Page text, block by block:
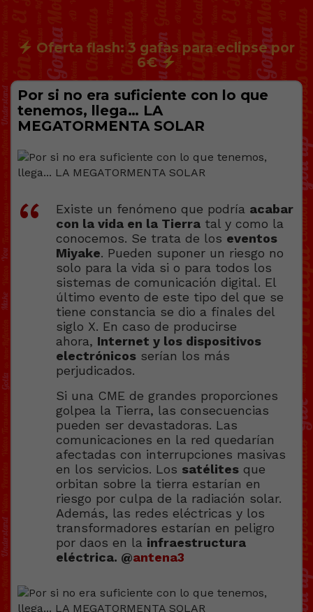
Oferta flash: 3 gafas para eclipse por
6€
Por si no era suficiente con lo que
tenemos, llega… LA
MEGATORMENTA SOLAR
Existe un fenómeno que podría acabar
con la vida en la Tierra tal y como la
conocemos. Se trata de los eventos
Miyake. Pueden suponer un riesgo no
solo para la vida si o para todos los
sistemas de comunicación digital. El
último evento de este tipo del que se
tiene constancia se dio a finales del
siglo X. En caso de producirse
ahora, Internet y los dispositivos
electrónicos serían los más
perjudicados.
Si una CME de grandes proporciones
golpea la Tierra, las consecuencias
pueden ser devastadoras. Las
comunicaciones en la red quedarían
afectadas con interrupciones masivas
en los servicios. Los satélites que
orbitan sobre la tierra estarían en
riesgo por culpa de la radiación solar.
Además, las redes eléctricas y los
transformadores estarían en peligro
por daos en la infraestructura
eléctrica. @antena3